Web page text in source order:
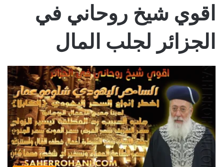
اقوي شيخ روحاني في
الجزائر لجلب المال